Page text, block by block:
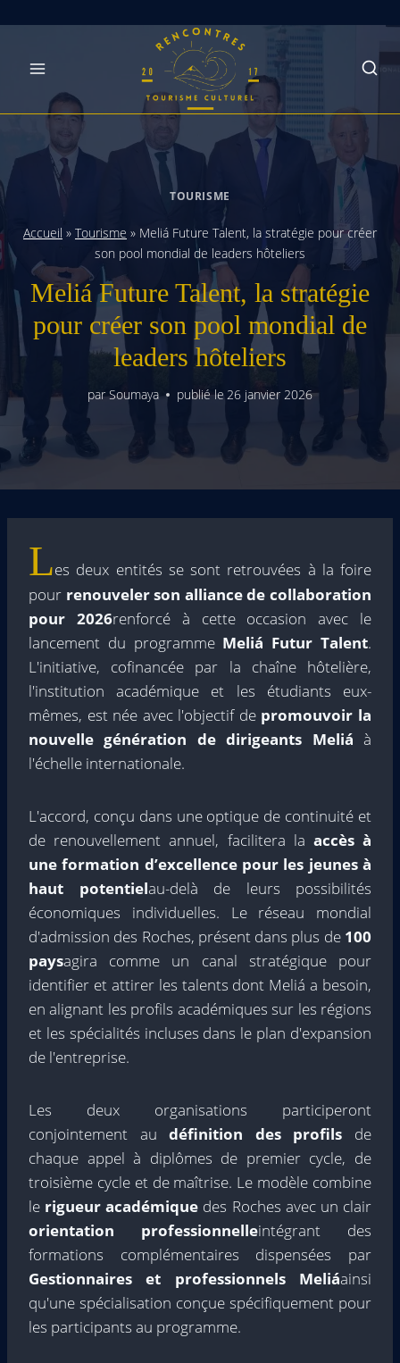
TOURISME
Accueil » Tourisme » Meliá Future Talent, la stratégie pour créer
son pool mondial de leaders hôteliers
Meliá Future Talent, la stratégie
pour créer son pool mondial de
leaders hôteliers
parSoumaya publié le26 janvier 2026
Les deux entités se sont retrouvées à la foire
pour renouveler son alliance de collaboration
pour 2026renforcé à cette occasion avec le
lancement du programme Meliá Futur Talent.
L'initiative, cofinancée par la chaîne hôtelière,
l'institution académique et les étudiants eux-
mêmes, est née avec l'objectif de promouvoir la
nouvelle génération de dirigeants Meliá à
l'échelle internationale.
L'accord, conçu dans une optique de continuité et
de renouvellement annuel, facilitera la accès à
une formation d’excellence pour les jeunes à
haut potentielau-delà de leurs possibilités
économiques individuelles. Le réseau mondial
d'admission des Roches, présent dans plus de 100
paysagira comme un canal stratégique pour
identifier et attirer les talents dont Meliá a besoin,
en alignant les profils académiques sur les régions
et les spécialités incluses dans le plan d'expansion
de l'entreprise.
Les deux organisations participeront
conjointement audéfinition des profils de
chaque appel à diplômes de premier cycle, de
troisième cycle et de maîtrise. Le modèle combine
le rigueur académique des Roches avec un clair
orientation professionnelleintégrant des
formations complémentaires dispensées par
Gestionnaires et professionnels Meliáainsi
qu'une spécialisation conçue spécifiquement pour
les participants au programme.